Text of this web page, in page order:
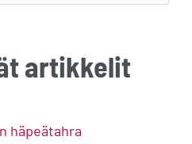
artikkelit
häpeätahra